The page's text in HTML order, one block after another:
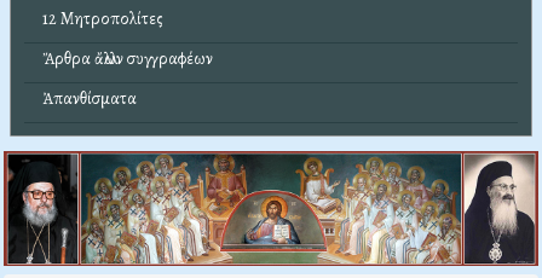
12 Μητροπολίτες
Ἄρθρα ἄλλων συγγραφέων
Ἀπανθίσματα